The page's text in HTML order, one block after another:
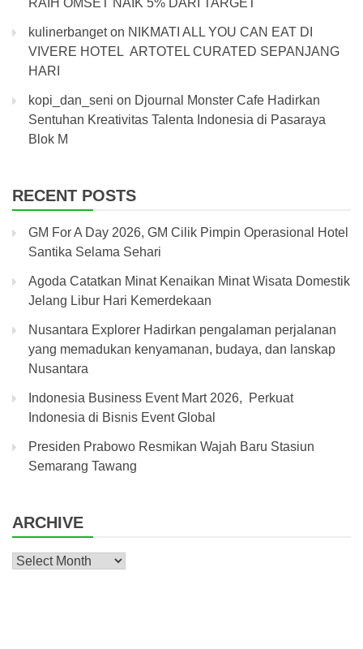
RAIH OMSET NAIK 5% DARI TARGET
kulinerbangeton NIKMATI ALL YOU CAN EAT DI
VIVERE HOTEL ARTOTEL CURATED SEPANJANG
HARI
kopi_dan_seni on Djournal Monster Cafe Hadirkan
Sentuhan Kreativitas Talenta Indonesia di Pasaraya
Blok M
RECENT POSTS
GM For A Day 2026, GM Cilik Pimpin Operasional Hotel
Santika Selama Sehari
Agoda Catatkan Minat Kenaikan Minat Wisata Domestik
Jelang Libur Hari Kemerdekaan
Nusantara Explorer Hadirkan pengalaman perjalanan
yang memadukan kenyamanan, budaya, dan lanskap
Nusantara
Indonesia Business Event Mart 2026, Perkuat
Indonesia di Bisnis Event Global
Presiden Prabowo Resmikan Wajah Baru Stasiun
Semarang Tawang
ARCHIVE
Archive